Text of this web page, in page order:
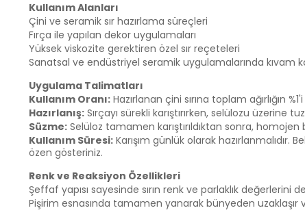
Kullanım Alanları
Çini ve seramik sır hazırlama süreçleri
Fırça ile yapılan dekor uygulamaları
Yüksek viskozite gerektiren özel sır reçeteleri
Sanatsal ve endüstriyel seramik uygulamalarında kıvam
Uygulama Talimatları
Kullanım Oranı: Hazırlanan çini sırına toplam ağırlığın
Hazırlanış: Sırçayı sürekli karıştırırken, selülozu
Süzme: Selüloz tamamen karıştırıldıktan sonra,
Kullanım Süresi: Karışım günlük olarak
özen gösteriniz.
Renk ve Reaksiyon Özellikleri
Şeffaf yapısı sayesinde sırın renk ve parlaklık değerlerini
Pişirim esnasında tamamen yanarak bünyeden uzaklaşır